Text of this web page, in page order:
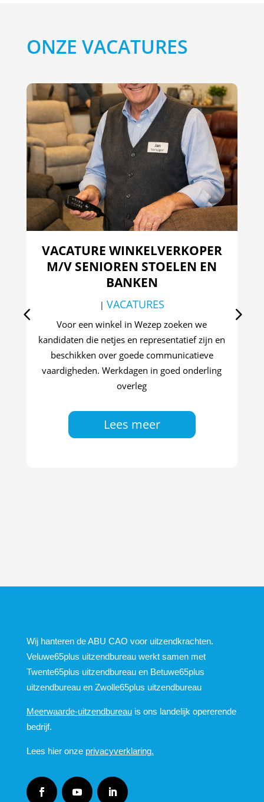
ONZE VACATURES
VACATURE WINKELVERKOPER
M/V SENIOREN STOELEN EN
BANKEN
| VACATURES
Voor een winkel in Wezep zoeken we
kandidaten die netjes en representatief zijn en
beschikken over goede communicatieve
vaardigheden. Werkdagen in goed onderling
overleg
Lees meer
Wij hanteren de ABU CAO voor uitzendkrachten.
Veluwe65plus uitzendbureau werkt samen met
Twente65plus uitzendbureau en Betuwe65plus
uitzendbureau en Zwolle65plus uitzendbureau
Meerwaarde-uitzendbureauis ons landelijk opererende
bedrijf.
Lees hier onze privacyverklaring.